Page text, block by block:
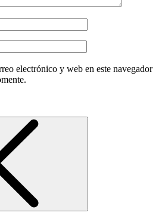
electrónico y web en este navegador